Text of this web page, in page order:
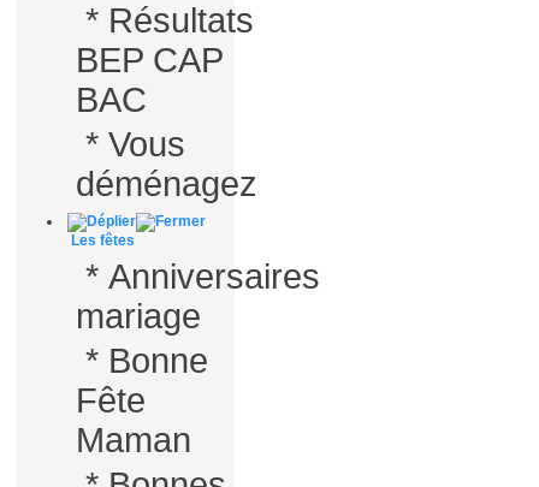
* Résultats
BEP CAP
BAC
* Vous
déménagez
Les fêtes
* Anniversaires
mariage
* Bonne
Fête
Maman